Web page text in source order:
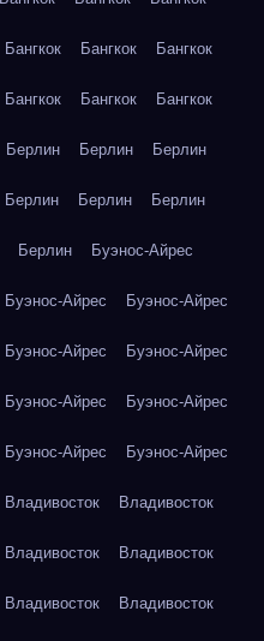
Бангкок Бангкок Бангкок
Бангкок Бангкок Бангкок
Берлин Берлин Берлин
Берлин Берлин Берлин
Берлин Буэнос-Айрес
Буэнос-Айрес Буэнос-Айрес
Буэнос-Айрес Буэнос-Айрес
Буэнос-Айрес Буэнос-Айрес
Буэнос-Айрес Буэнос-Айрес
Владивосток Владивосток
Владивосток Владивосток
Владивосток Владивосток